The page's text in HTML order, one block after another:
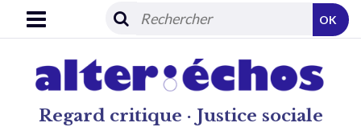
Regard critique · Justice sociale
OK